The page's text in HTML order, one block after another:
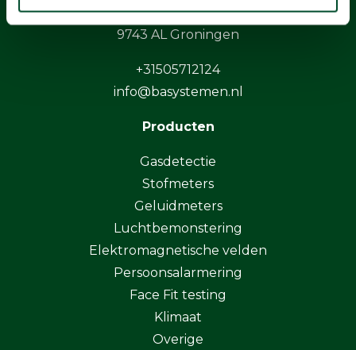
Protonstraat 13G
9743 AL Groningen
+31505712124
info@basystemen.nl
Producten
Gasdetectie
Stofmeters
Geluidmeters
Luchtbemonstering
Elektromagnetische velden
Persoonsalarmering
Face Fit testing
Klimaat
Overige